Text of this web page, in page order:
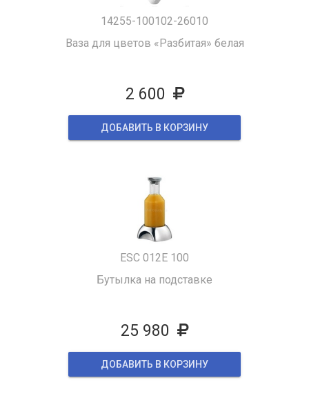
14255-100102-26010
Ваза для цветов «Разбитая» белая
2 600
ДОБАВИТЬ В КОРЗИНУ
ESC 012E 100
Бутылка на подставке
25 980
ДОБАВИТЬ В КОРЗИНУ